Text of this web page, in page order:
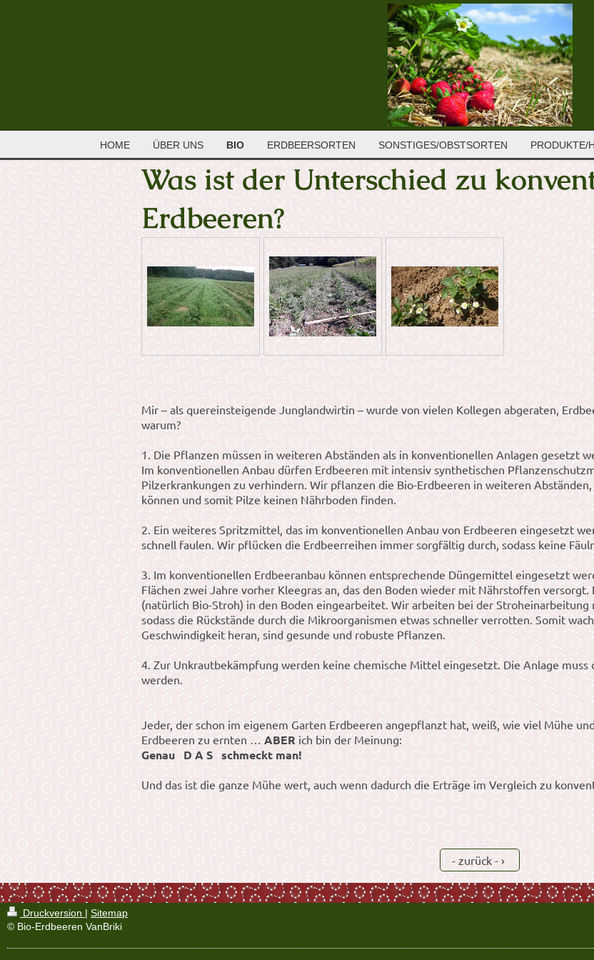
HOME ÜBER UNS BIO ERDBEERSORTEN SONSTIGES/OBSTSORTEN PRODUKTE/
Was ist der Unterschied zu
Erdbeeren?
Mir – als quereinsteigende Junglandwirtin – wurde von vielen Kollegen abgeraten,
warum?
1. Die Pflanzen müssen in weiteren Abständen als in konventionellen Anlagen gesetzt
Im konventionellen Anbau dürfen Erdbeeren mit intensiv synthetischen
Pilzerkrankungen zu verhindern. Wir pflanzen die Bio-Erdbeeren in weiteren
können und somit Pilze keinen Nährboden finden.
2. Ein weiteres Spritzmittel, das im konventionellen Anbau von Erdbeeren eingesetzt
schnell faulen. Wir pflücken die Erdbeerreihen immer sorgfältig durch, sodass keine
3. Im konventionellen Erdbeeranbau können entsprechende Düngemittel eingesetzt
Flächen zwei Jahre vorher Kleegras an, das den Boden wieder mit Nährstoffen
(natürlich Bio-Stroh) in den Boden eingearbeitet. Wir arbeiten bei der
sodass die Rückstände durch die Mikroorganismen etwas schneller verrotten. Somit
Geschwindigkeit heran, sind gesunde und robuste Pflanzen.
4. Zur Unkrautbekämpfung werden keine chemische Mittel eingesetzt. Die Anlage
werden.
Jeder, der schon im eigenem Garten Erdbeeren angepflanzt hat, weiß, wie viel Mühe
Erdbeeren zu ernten … ABER ich bin der Meinung:
Genau D A S schmeckt man!
Und das ist die ganze Mühe wert, auch wenn dadurch die Erträge im Vergleich zu
- zurück -
Druckversion | Sitemap
© Bio-Erdbeeren VanBriki